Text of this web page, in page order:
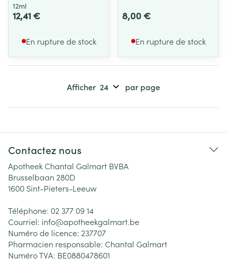
12ml
12,41 €
En rupture de stock
8,00 €
En rupture de stock
Afficher par page
Contactez nous
Apotheek Chantal Galmart BVBA
Brusselbaan 280D
1600 Sint-Pieters-Leeuw
Téléphone: 02 377 09 14
Courriel: info@apotheekgalmart.be
Numéro de licence: 237707
Pharmacien responsable: Chantal Galmart
Numéro TVA: BE0880478601